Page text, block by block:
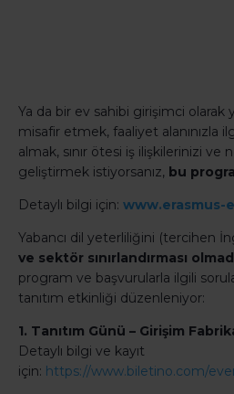
Ya da bir ev sahibi girişimci olarak
misafir etmek, faaliyet alanınızla
almak, sınır ötesi iş ilişkilerinizi ve
geliştirmek istiyorsanız, bu
Detaylı bilgi için: www.erasmus-
Yabancı dil yeterliliğini (tercihen
ve sektör sınırlandırması
program ve başvurularla ilgili
tanıtım etkinliği düzenleniyor:
1. Tanıtım Günü – Girişim
Detaylı bilgi ve kayıt
için: https://www.biletino.com/